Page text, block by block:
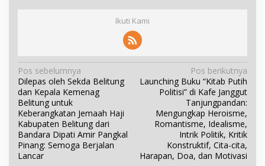
Ikuti Kami
N
a
v
i
g
a
s
Pos sebelumnya
Dilepas oleh Sekda Belitung
dan Kepala Kemenag
Belitung untuk
Keberangkatan Jemaah Haji
Kabupaten Belitung dari
Bandara Dipati Amir Pangkal
Pinang: Semoga Berjalan
Lancar
Pos berikutnya
Launching Buku “Kitab Putih
Politisi” di Kafe Janggut
Tanjungpandan:
Mengungkap Heroisme,
Romantisme, Idealisme,
Intrik Politik, Kritik
Konstruktif, Cita-cita,
Harapan, Doa, dan Motivasi